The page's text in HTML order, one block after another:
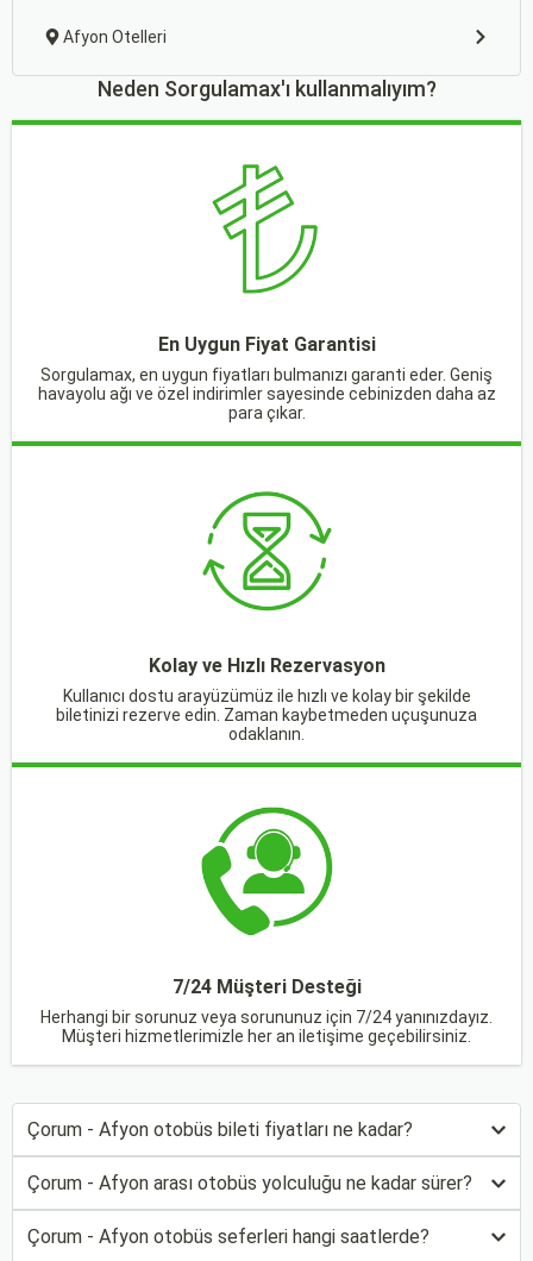
Afyon Otelleri
Neden Sorgulamax'ı kullanmalıyım?
En Uygun Fiyat Garantisi
Sorgulamax, en uygun fiyatları bulmanızı garanti eder. Geniş
havayolu ağı ve özel indirimler sayesinde cebinizden daha az
para çıkar.
Kolay ve Hızlı Rezervasyon
Kullanıcı dostu arayüzümüz ile hızlı ve kolay bir şekilde
biletinizi rezerve edin. Zaman kaybetmeden uçuşunuza
odaklanın.
7/24 Müşteri Desteği
Herhangi bir sorunuz veya sorununuz için 7/24 yanınızdayız.
Müşteri hizmetlerimizle her an iletişime geçebilirsiniz.
Çorum - Afyon otobüs bileti fiyatları ne kadar?
Çorum - Afyon arası otobüs yolculuğu ne kadar sürer?
Çorum - Afyon otobüs seferleri hangi saatlerde?